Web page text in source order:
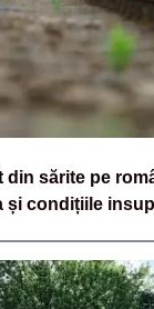
din sărite pe
și condițiile